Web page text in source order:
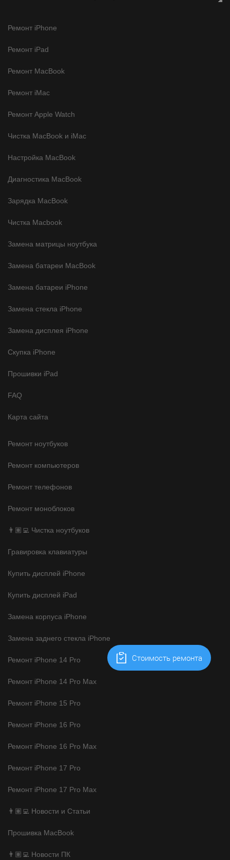
Ремонт iPhone
Ремонт iPad
Ремонт MacBook
Ремонт iMac
Ремонт Apple Watch
Чистка MacBook и iMac
Настройка MacBook
Диагностика MacBook
Зарядка MacBook
Чистка Macbook
Замена матрицы ноутбука
Замена батареи MacBook
Замена батареи iPhone
Замена стекла iPhone
Замена дисплея iPhone
Скупка iPhone
Прошивки iPad
FAQ
Карта сайта
Ремонт ноутбуков
Ремонт компьютеров
Ремонт телефонов
Ремонт моноблоков
👨🏽‍💻 Чистка ноутбуков
Гравировка клавиатуры
Купить дисплей iPhone
Купить дисплей iPad
Замена корпуса iPhone
Замена заднего стекла iPhone
Ремонт iPhone 14 Pro
Ремонт iPhone 14 Pro Max
Ремонт iPhone 15 Pro
Ремонт iPhone 16 Pro
Ремонт iPhone 16 Pro Max
Ремонт iPhone 17 Pro
Ремонт iPhone 17 Pro Max
👨🏽‍💻 Новости и Статьи
Прошивка MacBook
👨🏽‍💻 Новости ПК
Cтоимость ремонта